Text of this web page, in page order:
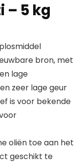
– 5 kg
bron, met
lage
zeer lage geur
is voor bekende
oliën toe aan het
geschikt te